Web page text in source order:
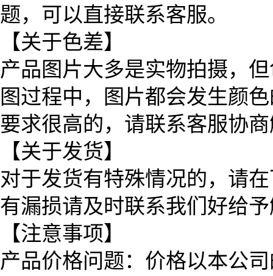
题，可以直接联系客服。
【关于色差】
产品图片大多是实物拍摄，
图过程中，图片都会发生颜
要求很高的，请联系客服协
【关于发货】
对于发货有特殊情况的，请
有漏损请及时联系我们好给
【注意事项】
产品价格问题：价格以本公